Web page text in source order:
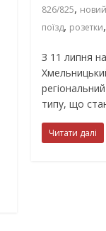
826/825,
поїзд, розетки
З 11 липня
типу, що
Читати далі